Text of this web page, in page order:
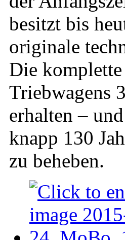
besitzt bis
originale
Die
Triebwagens
erhalten –
knapp 130
zu beheben.